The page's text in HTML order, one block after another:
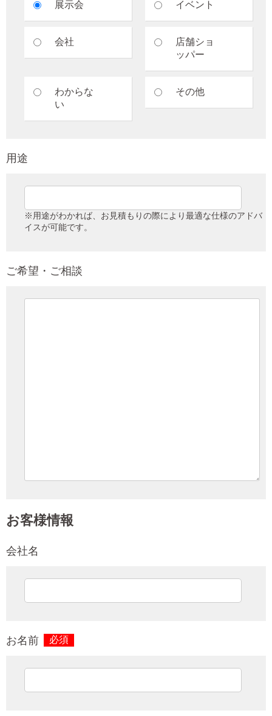
展示会 イベント
会社
店舗ショ
ッパー
わからな
い
その他
用途
※用途がわかれば、お見積もりの際により最適な仕様のアドバ
イスが可能です。
ご希望・ご相談
お客様情報
会社名
お名前 必須